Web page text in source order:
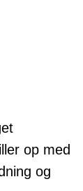
op med
og